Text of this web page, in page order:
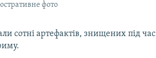
фото
сотні артефактів, знищених під час